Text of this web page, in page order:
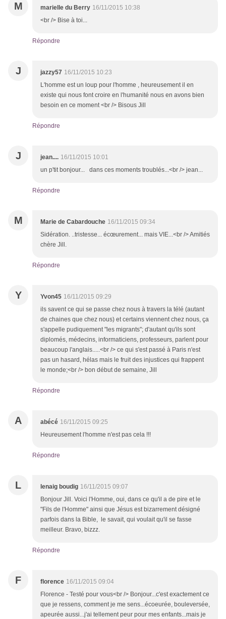
M marielle du Berry 16/11/2015 10:38
<br /> Bise à toi...
Répondre
J jazzy57 16/11/2015 10:23
L'homme est un loup pour l'homme , heureusement il en
existe qui nous font croire en l'humanité nous en avons bien
besoin en ce moment <br /> Bisous Jill
Répondre
J jean.... 16/11/2015 10:01
un p'tit bonjour... dans ces moments troublés...<br /> jean...
Répondre
M Marie de Cabardouche 16/11/2015 09:34
Sidération. ..tristesse... écœurement... mais VIE...<br /> Amitiés
chère Jill.
Répondre
Y Yvon45 16/11/2015 09:29
ils savent ce qui se passe chez nous à travers la télé (autant
de chaines que chez nous) et certains viennent chez nous, ça
s'appelle pudiquement "les migrants"; d'autant qu'ils sont
diplomés, médecins, informaticiens, professeurs, parlent pour
beaucoup l'anglais.....<br /> ce qui s'est passé à Paris n'est
pas un hasard, hélas mais le fruit des injustices qui frappent
le monde;<br /> bon début de semaine, Jill
Répondre
A abécé 16/11/2015 09:25
Heureusement l'homme n'est pas cela !!!
Répondre
L lenaig boudig 16/11/2015 09:07
Bonjour Jill. Voici l'Homme, oui, dans ce qu'il a de pire et le
"Fils de l'Homme" ainsi que Jésus est bizarrement désigné
parfois dans la Bible, le savait, qui voulait qu'il se fasse
meilleur. Bravo, bizzz.
Répondre
F florence 16/11/2015 09:04
Florence - Testé pour vous<br /> Bonjour...c'est exactement ce
que je ressens, comment je me sens...écoeurée, bouleversée,
apeurée aussi...j'ai tellement peur pour mes enfants...mais je